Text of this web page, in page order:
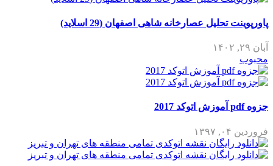
پاورپوینت تحلیل عصارخانه شاهی اصفهان (29 اسلاید)
آبان ۲۹, ۱۴۰۲
محبوب
جزوه pdf آموزش اتوکد 2017
فروردین ۰۴, ۱۳۹۷